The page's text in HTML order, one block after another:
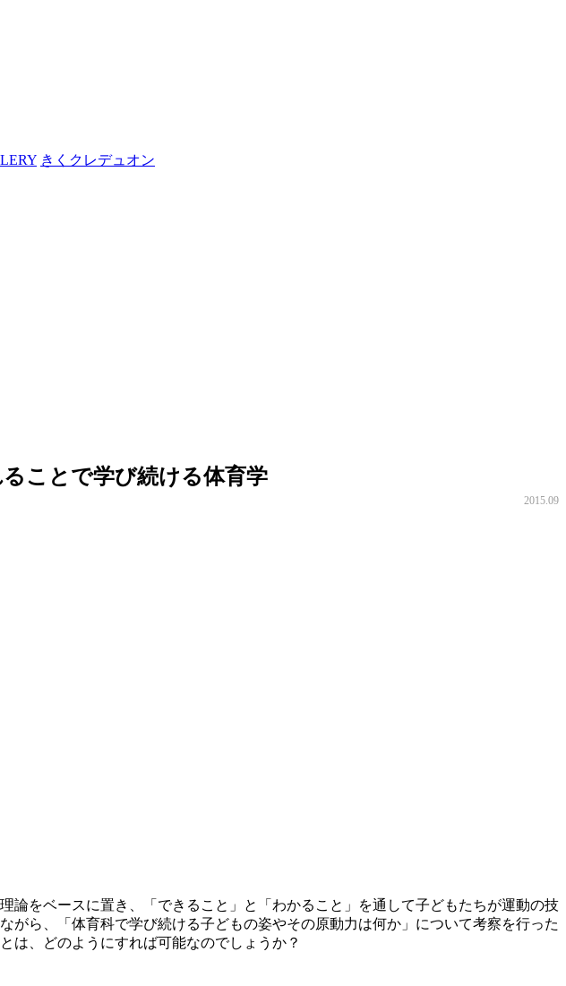
きくクレデュオン
ことで学び続ける体育学
2015.09
をベースに置き、「できること」と「わかること」を通して子どもたちが運動の技
ら、「体育科で学び続ける子どもの姿やその原動力は何か」について考察を行った
は、どのようにすれば可能なのでしょうか？